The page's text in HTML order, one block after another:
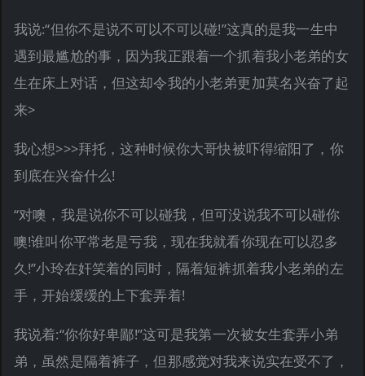
我说:“但你不是说不可以不可以碰!”这真的是我一生中
遇到最尴尬的事，因为我正跟着一个抓着我小老弟的女
生在床上对话，但这却令我的小老弟更加莫名兴奋了起
来>
我心想>>>拜托，这种时候你大哥快被吓得缩阳了，你
到底在兴奋什么!
“对噢，我是说你不可以碰我，但可没说我不可以碰你
噢!谁叫你平常老是亏我，现在我就看你现在可以忍多
久!”小玲在奸笑着的同时，隔着短裤抓着我小老弟的左
手，开始缓缓的上下套弄着!
我说着:“你你好卑鄙!”这可是我第一次被女生套弄小弟
弟，虽然是隔着裤子，但那感觉对我来说实在受不了，